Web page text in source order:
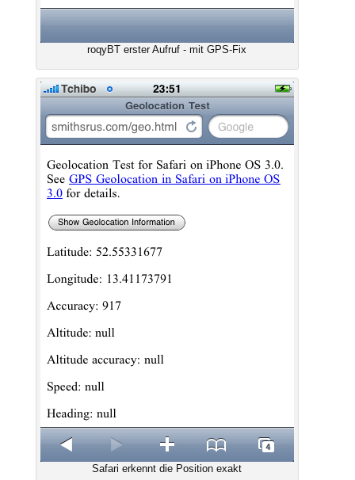
roqyBT erster Aufruf - mit GPS-Fix
Safari erkennt die Position exakt